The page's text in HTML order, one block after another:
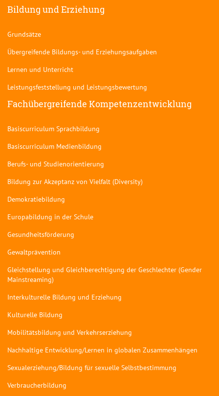
Bildung und Erziehung
Grundsätze
Übergreifende Bildungs- und Erziehungsaufgaben
Lernen und Unterricht
Leistungsfeststellung und Leistungsbewertung
Fachübergreifende Kompetenzentwicklung
Basiscurriculum Sprachbildung
Basiscurriculum Medienbildung
Berufs- und Studienorientierung
Bildung zur Akzeptanz von Vielfalt (Diversity)
Demokratiebildung
Europabildung in der Schule
Gesundheitsförderung
Gewaltprävention
Gleichstellung und Gleichberechtigung der Geschlechter (Gender
Mainstreaming)
Interkulturelle Bildung und Erziehung
Kulturelle Bildung
Mobilitätsbildung und Verkehrserziehung
Nachhaltige Entwicklung/Lernen in globalen Zusammenhängen
Sexualerziehung/Bildung für sexuelle Selbstbestimmung
Verbraucherbildung